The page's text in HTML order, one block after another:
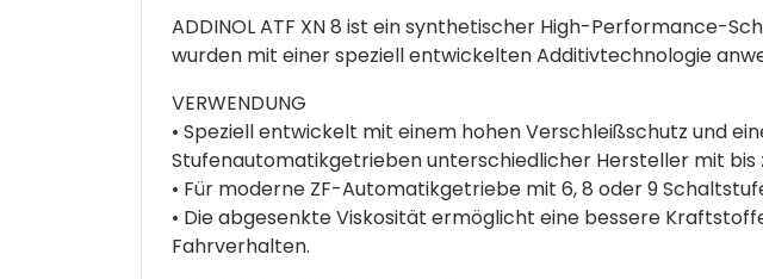
ADDINOL ATF XN 8 ist ein synthetischer High-Performance-
wurden mit einer speziell entwickelten Additivtechnologie
VERWENDUNG
• Speziell entwickelt mit einem hohen Verschleißschutz und
Stufenautomatikgetrieben unterschiedlicher Hersteller mit bis
• Für moderne ZF-Automatikgetriebe mit 6, 8 oder 9
• Die abgesenkte Viskosität ermöglicht eine bessere
Fahrverhalten.